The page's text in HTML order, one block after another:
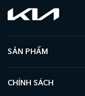
SẢN PHẨM
CHÍNH SÁCH